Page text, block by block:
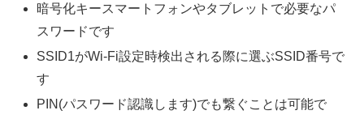
暗号化キースマートフォンやタブレットで必要なパ
スワードです
SSID1がWi-Fi設定時検出される際に選ぶSSID番号で
す
PIN(パスワード認識します)でも繋ぐことは可能で